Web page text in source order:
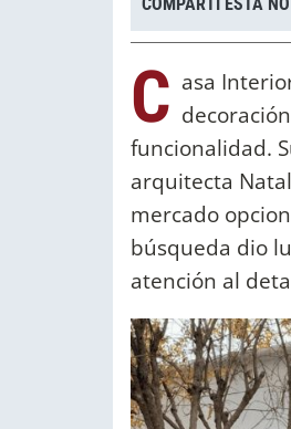
C asa
funcionalidad.
arquitecta
mercado
búsqueda dio
atención al